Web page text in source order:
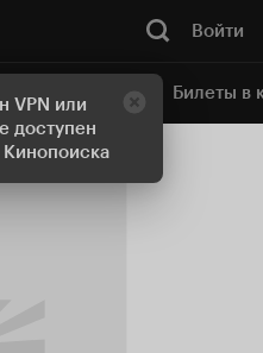
VPN или
доступен
Кинопоиска
Войти
кинотеатр Билеты в